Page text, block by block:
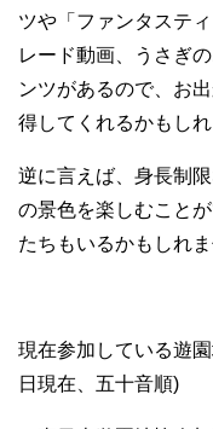
ツや「ファンタステ
レード動画、うさぎ
ンツがあるので、お
得してくれるかもしれ
逆に言えば、身長制
の景色を楽しむこと
たちもいるかもしれま
現在参加している遊
日現在、五十音順)